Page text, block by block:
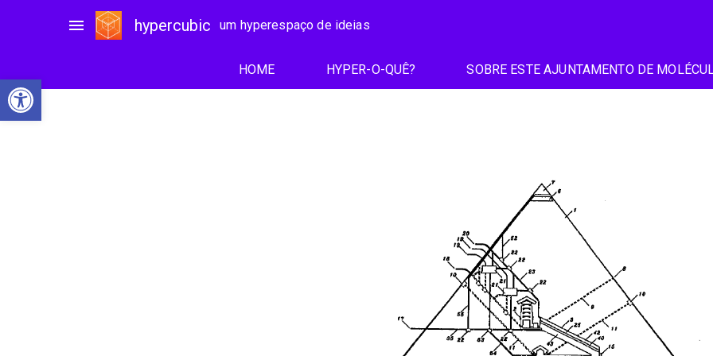
Abrir a barra de ferramentas
menu hypercubic um hyperespaço de ideias
HOME HYPER-O-QUÊ? SOBRE ESTE AJUNTAMENTO DE